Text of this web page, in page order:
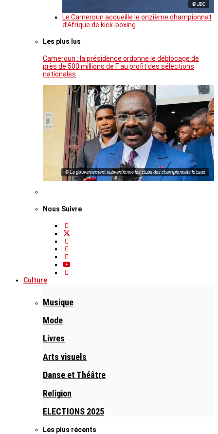
© JDC
Le Cameroun accueille le onzième championnat
d’Afrique de kick-boxing
Les plus lus
Cameroun : la présidence ordonne le déblocage de
près de 500 millions de F au profit des sélections
nationales
© Le gouvernement subventionne les clubs des championnats locaux
Nous Suivre
Culture
Musique
Mode
Livres
Arts visuels
Danse et Théâtre
Religion
ELECTIONS 2025
Les plus récents